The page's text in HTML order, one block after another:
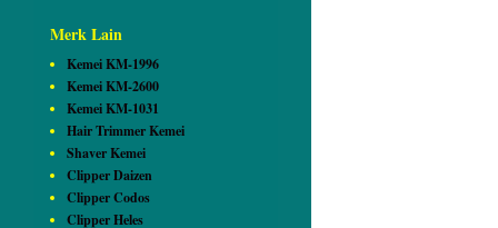
Merk Lain
Kemei KM-1996
Kemei KM-2600
Kemei KM-1031
Hair Trimmer Kemei
Shaver Kemei
Clipper Daizen
Clipper Codos
Clipper Heles